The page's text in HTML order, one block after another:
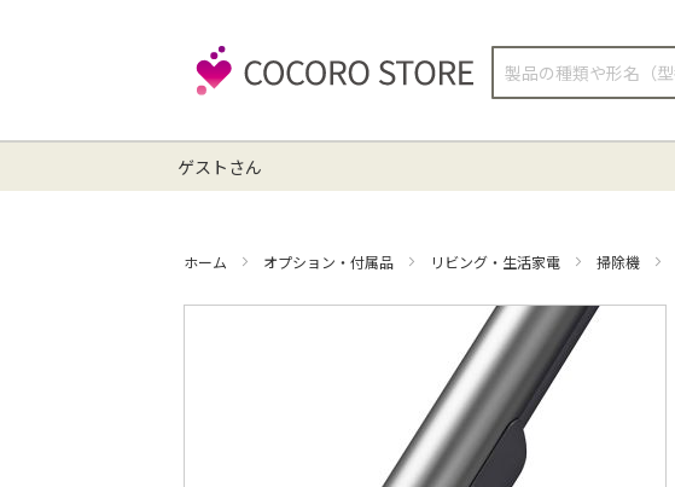
検
ゲストさん
ホーム オプション・付属品 リビング・生活家電 掃除機